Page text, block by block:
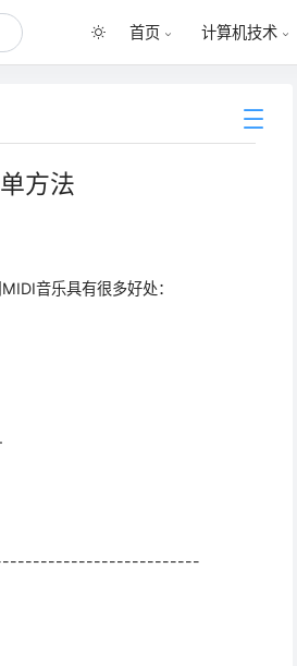
首页 计算机技术
方法
音乐具有很多好处：